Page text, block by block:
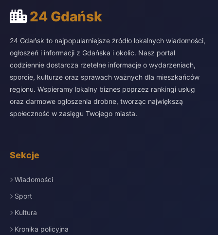
24 Gdańsk
24 Gdańsk to najpopularniejsze źródło lokalnych wiadomości,
ogłoszeń i informacji z Gdańska i okolic. Nasz portal
codziennie dostarcza rzetelne informacje o wydarzeniach,
sporcie, kulturze oraz sprawach ważnych dla mieszkańców
regionu. Wspieramy lokalny biznes poprzez rankingi usług
oraz darmowe ogłoszenia drobne, tworząc największą
społeczność w zasięgu Twojego miasta.
Sekcje
Wiadomości
Sport
Kultura
Kronika policyjna